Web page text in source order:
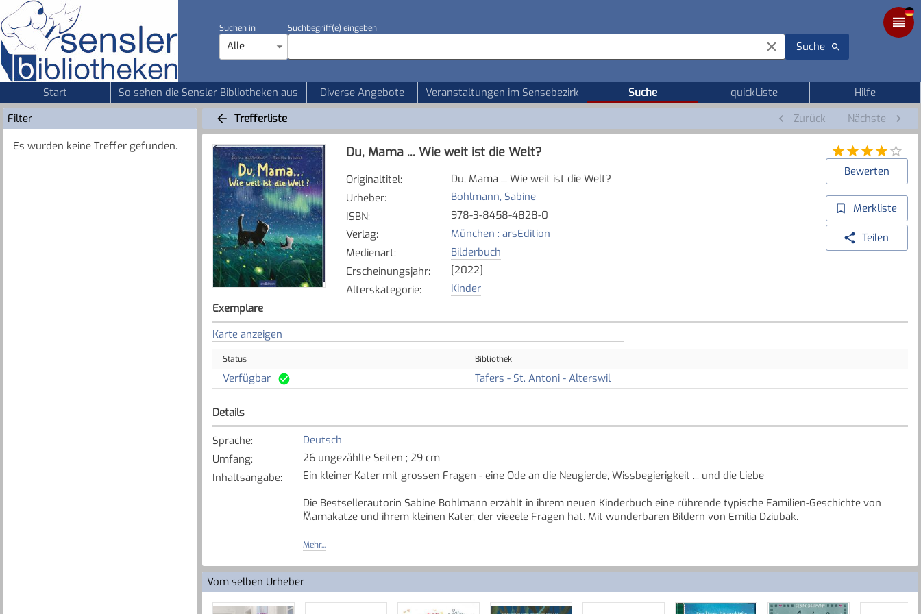
Suchen in
Alle
Suchbegriff(e) eingeben
Suche
Start So sehen die Sensler Bibliotheken aus Diverse Angebote Veranstaltungen im Sensebezirk Suche quickListe
Hilfe
Filter
Es wurden keine Treffer gefunden.
Trefferliste Zurück Nächste
Du, Mama ... Wie weit ist die Welt?
Originaltitel:
Du, Mama ... Wie weit ist die Welt?
Urheber:
Bohlmann, Sabine
ISBN:
978-3-8458-4828-0
Verlag:
München : arsEdition
Medienart:
Bilderbuch
Erscheinungsjahr:
[2022]
Alterskategorie: Kinder
Bewerten
Merkliste
Teilen
Exemplare
Karte anzeigen
Status Bibliothek
Verfügbar Tafers - St. Antoni - Alterswil
Details
Sprache:
Deutsch
Umfang:
26 ungezählte Seiten ; 29 cm
Inhaltsangabe:
Ein kleiner Kater mit grossen Fragen - eine Ode an die Neugierde, Wissbegierigkeit ... und die Liebe
Die Bestsellerautorin Sabine Bohlmann erzählt in ihrem neuen Kinderbuch eine rührende typische Familien-Geschichte von
Mamakatze und ihrem kleinen Kater, der vieeele Fragen hat. Mit wunderbaren Bildern von Emilia Dziubak.
"Du, Mama? Ist die Welt weit?", fragte der kleine Kater seine Mama.
"Und wie weit?"
"Vom Sofa über den Teppich, zum grossen Sessel, am Kratzbaum vorbei bis zum Fenster!"
Mehr...
Vom selben Urheber